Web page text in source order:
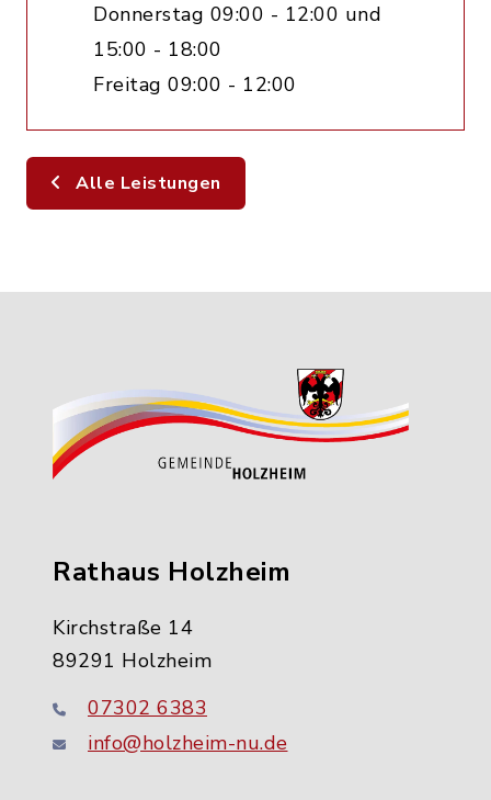
Donnerstag 09:00 - 12:00 und
15:00 - 18:00
Freitag 09:00 - 12:00
Alle Leistungen
Rathaus Holzheim
Kirchstraße 14
89291 Holzheim
07302 6383
info@holzheim-nu.de